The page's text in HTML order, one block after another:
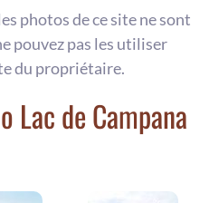
photos de ce site ne sont
pouvez pas les utiliser
du propriétaire.
Lac de Campana